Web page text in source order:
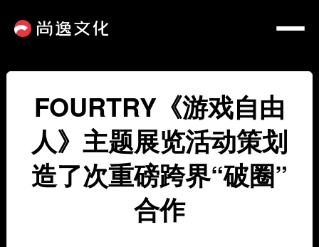
FOURTRY《游戏自由
人》主题展览活动策划
造了次重磅跨界“破圈”
合作